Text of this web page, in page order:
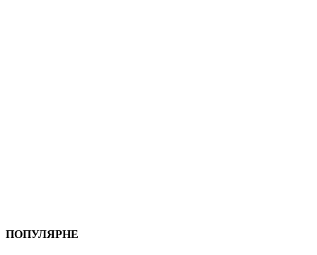
ПОПУЛЯРНЕ